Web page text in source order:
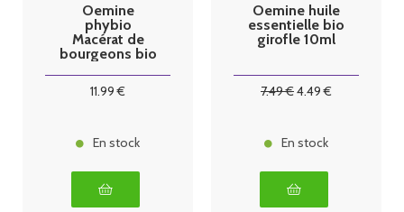
Oemine
phybio
Macérat de
bourgeons bio
11.99 €
En stock
Oemine huile
essentielle bio
girofle 10ml
7.49€4.49 €
En stock